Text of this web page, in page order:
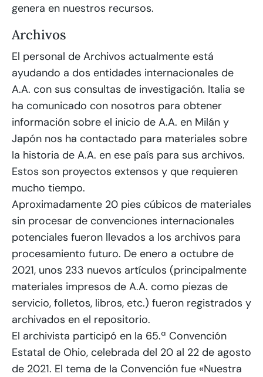
genera en nuestros recursos.
Archivos
El personal de Archivos actualmente está
ayudando a dos entidades internacionales de
A.A. con sus consultas de investigación. Italia se
ha comunicado con nosotros para obtener
información sobre el inicio de A.A. en Milán y
Japón nos ha contactado para materiales sobre
la historia de A.A. en ese país para sus archivos.
Estos son proyectos extensos y que requieren
mucho tiempo.
Aproximadamente 20 pies cúbicos de materiales
sin procesar de convenciones internacionales
potenciales fueron llevados a los archivos para
procesamiento futuro. De enero a octubre de
2021, unos 233 nuevos artículos (principalmente
materiales impresos de A.A. como piezas de
servicio, folletos, libros, etc.) fueron registrados y
archivados en el repositorio.
El archivista participó en la 65.ª Convención
Estatal de Ohio, celebrada del 20 al 22 de agosto
de 2021. El tema de la Convención fue «Nuestra